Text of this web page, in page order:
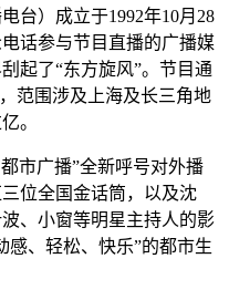
台）成立于1992年10月28
话参与节目直播的广播媒
起了“东方旋风”。节目通
范围涉及上海及长三角地
。
市广播”全新呼号对外播
位全国金话筒，以及沈
、小窗等明星主持人的影
感、轻松、快乐”的都市生